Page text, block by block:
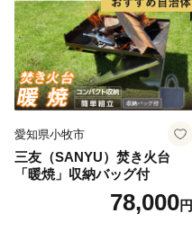
愛知県小牧市
三友（SANYU）焚き火台
「暖焼」収納バッグ付
78,000円